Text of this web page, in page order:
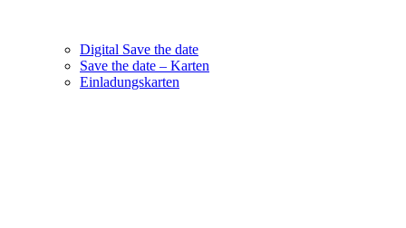
Digital Save the date
Save the date – Karten
Einladungskarten